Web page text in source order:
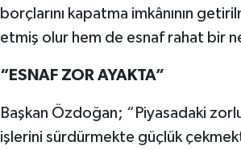
borçlarını kapatma imkânının
etmiş olur hem de esnaf rahat bir
“ESNAF ZOR AYAKTA”
Başkan Özdoğan; “Piyasadaki
işlerini sürdürmekte güçlük